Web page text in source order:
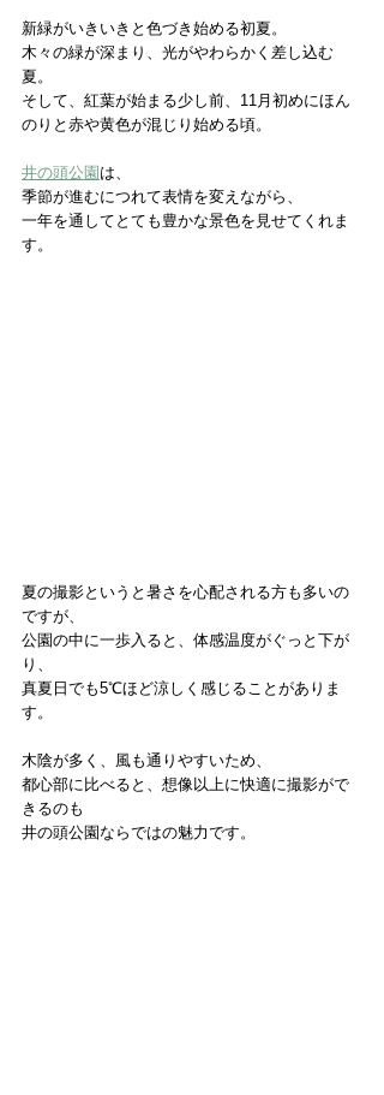
新緑がいきいきと色づき始める初夏。
木々の緑が深まり、光がやわらかく差し込む
夏。
そして、紅葉が始まる少し前、11月初めにほん
のりと赤や黄色が混じり始める頃。
井の頭公園 は、
季節が進むにつれて表情を変えながら、
一年を通してとても豊かな景色を見せてくれま
す。
夏の撮影というと暑さを心配される方も多いの
ですが、
公園の中に一歩入ると、体感温度がぐっと下が
り、
真夏日でも5℃ほど涼しく感じることがありま
す。
木陰が多く、風も通りやすいため、
都心部に比べると、想像以上に快適に撮影がで
きるのも
井の頭公園ならではの魅力です。